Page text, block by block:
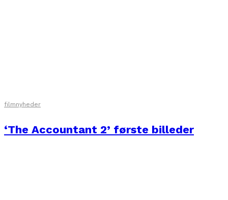
filmnyheder
‘The Accountant 2’ første billeder